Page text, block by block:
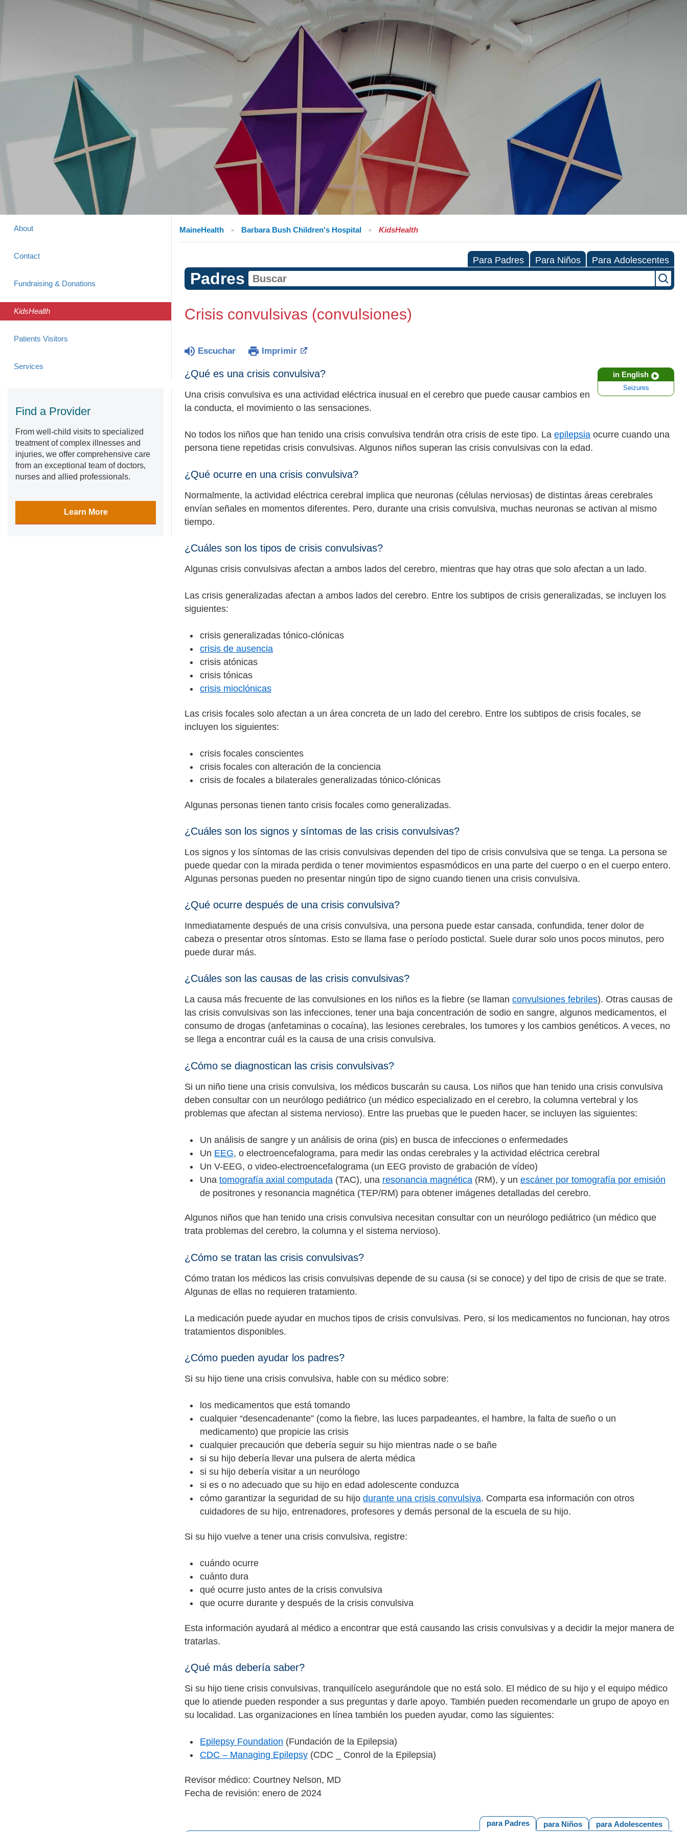
About
Contact
Fundraising & Donations
KidsHealth
Patients Visitors
Services
Find a Provider
From well-child visits to specialized
treatment of complex illnesses and
injuries, we offer comprehensive care
from an exceptional team of doctors,
nurses and allied professionals.
Learn More
MaineHealth Barbara Bush Children's Hospital KidsHealth
Para Padres Para Niños Para Adolescentes
Padres
Crisis convulsivas (convulsiones)
Escuchar Imprimir
in English
Seizures
¿Qué es una crisis convulsiva?
Una crisis convulsiva es una actividad eléctrica inusual en el cerebro que puede causar cambios en
la conducta, el movimiento o las sensaciones.
No todos los niños que han tenido una crisis convulsiva tendrán otra crisis de este tipo. La epilepsia ocurre cuando una
persona tiene repetidas crisis convulsivas. Algunos niños superan las crisis convulsivas con la edad.
¿Qué ocurre en una crisis convulsiva?
Normalmente, la actividad eléctrica cerebral implica que neuronas (células nerviosas) de distintas áreas cerebrales
envían señales en momentos diferentes. Pero, durante una crisis convulsiva, muchas neuronas se activan al mismo
tiempo.
¿Cuáles son los tipos de crisis convulsivas?
Algunas crisis convulsivas afectan a ambos lados del cerebro, mientras que hay otras que solo afectan a un lado.
Las crisis generalizadas afectan a ambos lados del cerebro. Entre los subtipos de crisis generalizadas, se incluyen los
siguientes:
crisis generalizadas tónico-clónicas
crisis de ausencia
crisis atónicas
crisis tónicas
crisis mioclónicas
Las crisis focales solo afectan a un área concreta de un lado del cerebro. Entre los subtipos de crisis focales, se
incluyen los siguientes:
crisis focales conscientes
crisis focales con alteración de la conciencia
crisis de focales a bilaterales generalizadas tónico-clónicas
Algunas personas tienen tanto crisis focales como generalizadas.
¿Cuáles son los signos y síntomas de las crisis convulsivas?
Los signos y los síntomas de las crisis convulsivas dependen del tipo de crisis convulsiva que se tenga. La persona se
puede quedar con la mirada perdida o tener movimientos espasmódicos en una parte del cuerpo o en el cuerpo entero.
Algunas personas pueden no presentar ningún tipo de signo cuando tienen una crisis convulsiva.
¿Qué ocurre después de una crisis convulsiva?
Inmediatamente después de una crisis convulsiva, una persona puede estar cansada, confundida, tener dolor de
cabeza o presentar otros síntomas. Esto se llama fase o período postictal. Suele durar solo unos pocos minutos, pero
puede durar más.
¿Cuáles son las causas de las crisis convulsivas?
La causa más frecuente de las convulsiones en los niños es la fiebre (se llaman convulsiones febriles). Otras causas de
las crisis convulsivas son las infecciones, tener una baja concentración de sodio en sangre, algunos medicamentos, el
consumo de drogas (anfetaminas o cocaína), las lesiones cerebrales, los tumores y los cambios genéticos. A veces, no
se llega a encontrar cuál es la causa de una crisis convulsiva.
¿Cómo se diagnostican las crisis convulsivas?
Si un niño tiene una crisis convulsiva, los médicos buscarán su causa. Los niños que han tenido una crisis convulsiva
deben consultar con un neurólogo pediátrico (un médico especializado en el cerebro, la columna vertebral y los
problemas que afectan al sistema nervioso). Entre las pruebas que le pueden hacer, se incluyen las siguientes:
Un análisis de sangre y un análisis de orina (pis) en busca de infecciones o enfermedades
Un EEG, o electroencefalograma, para medir las ondas cerebrales y la actividad eléctrica cerebral
Un V-EEG, o video-electroencefalograma (un EEG provisto de grabación de vídeo)
Una tomografía axial computada (TAC), una resonancia magnética (RM), y un escáner por tomografía por emisión
de positrones y resonancia magnética (TEP/RM) para obtener imágenes detalladas del cerebro.
Algunos niños que han tenido una crisis convulsiva necesitan consultar con un neurólogo pediátrico (un médico que
trata problemas del cerebro, la columna y el sistema nervioso).
¿Cómo se tratan las crisis convulsivas?
Cómo tratan los médicos las crisis convulsivas depende de su causa (si se conoce) y del tipo de crisis de que se trate.
Algunas de ellas no requieren tratamiento.
La medicación puede ayudar en muchos tipos de crisis convulsivas. Pero, si los medicamentos no funcionan, hay otros
tratamientos disponibles.
¿Cómo pueden ayudar los padres?
Si su hijo tiene una crisis convulsiva, hable con su médico sobre:
los medicamentos que está tomando
cualquier “desencadenante” (como la fiebre, las luces parpadeantes, el hambre, la falta de sueño o un
medicamento) que propicie las crisis
cualquier precaución que debería seguir su hijo mientras nade o se bañe
si su hijo debería llevar una pulsera de alerta médica
si su hijo debería visitar a un neurólogo
si es o no adecuado que su hijo en edad adolescente conduzca
cómo garantizar la seguridad de su hijo durante una crisis convulsiva. Comparta esa información con otros
cuidadores de su hijo, entrenadores, profesores y demás personal de la escuela de su hijo.
Si su hijo vuelve a tener una crisis convulsiva, registre:
cuándo ocurre
cuánto dura
qué ocurre justo antes de la crisis convulsiva
que ocurre durante y después de la crisis convulsiva
Esta información ayudará al médico a encontrar que está causando las crisis convulsivas y a decidir la mejor manera de
tratarlas.
¿Qué más debería saber?
Si su hijo tiene crisis convulsivas, tranquilícelo asegurándole que no está solo. El médico de su hijo y el equipo médico
que lo atiende pueden responder a sus preguntas y darle apoyo. También pueden recomendarle un grupo de apoyo en
su localidad. Las organizaciones en línea también los pueden ayudar, como las siguientes:
Epilepsy Foundation (Fundación de la Epilepsia)
CDC – Managing Epilepsy (CDC _ Conrol de la Epilepsia)
Revisor médico: Courtney Nelson, MD
Fecha de revisión: enero de 2024
para Adolescentes
para Niños
para Padres